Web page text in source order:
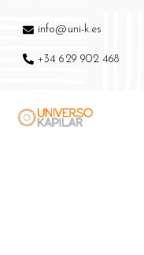
info@uni-k.es
+34 629 902 468